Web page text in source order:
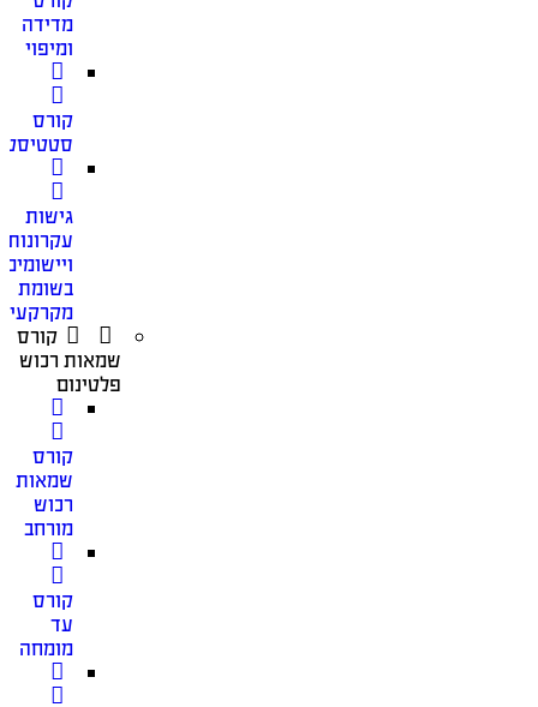
מדידה
ומיפוי
קורס
גישות
עקרונות
ויישומים
בשומת
מקרקעין
קורס
שמאות רכוש
פלטינום
קורס
שמאות
רכוש
מורחב
קורס
עד
מומחה